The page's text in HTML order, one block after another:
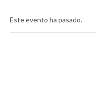
Este evento ha pasado.